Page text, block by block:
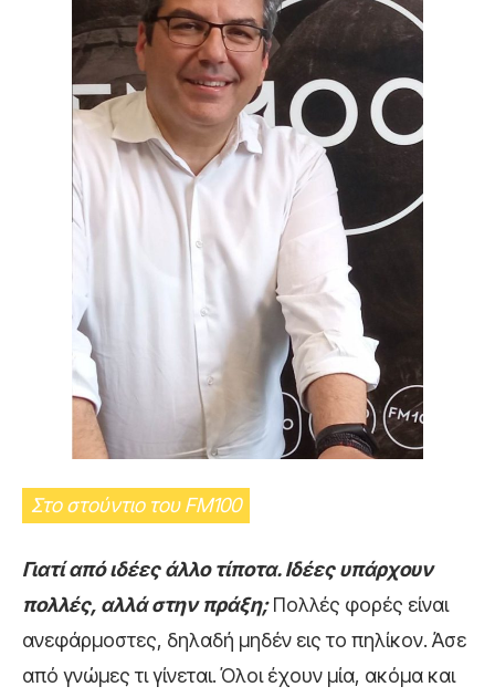
Στο στούντιο του FM100
Γιατί από ιδέες άλλο τίποτα. Ιδέες υπάρχουν
πολλές, αλλά στην πράξη;Πολλές φορές είναι
ανεφάρμοστες, δηλαδή μηδέν εις το πηλίκον. Άσε
από γνώμες τι γίνεται. Όλοι έχουν μία, ακόμα και